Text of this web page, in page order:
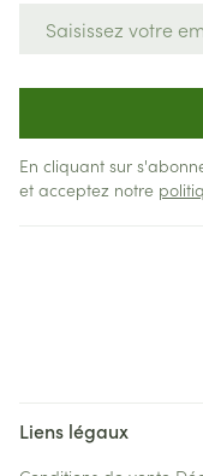
En cliquant sur
et acceptez notre
Liens légaux